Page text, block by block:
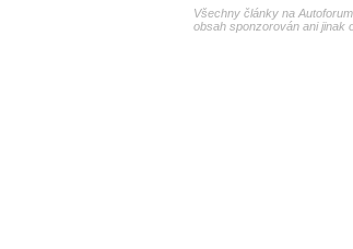
Všechny články na
obsah sponzorován ani jinak